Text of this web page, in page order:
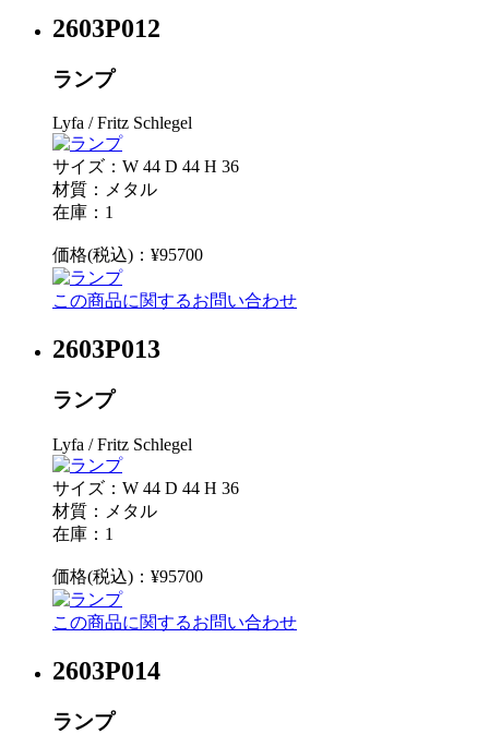
2603P012
ランプ
Lyfa / Fritz Schlegel
サイズ：W 44 D 44 H 36
材質：メタル
在庫：1
価格(税込)：¥95700
この商品に関するお問い合わせ
2603P013
ランプ
Lyfa / Fritz Schlegel
サイズ：W 44 D 44 H 36
材質：メタル
在庫：1
価格(税込)：¥95700
この商品に関するお問い合わせ
2603P014
ランプ